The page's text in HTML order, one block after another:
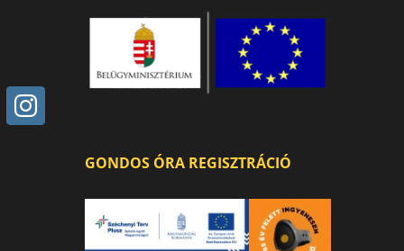
GONDOS ÓRA REGISZTRÁCIÓ